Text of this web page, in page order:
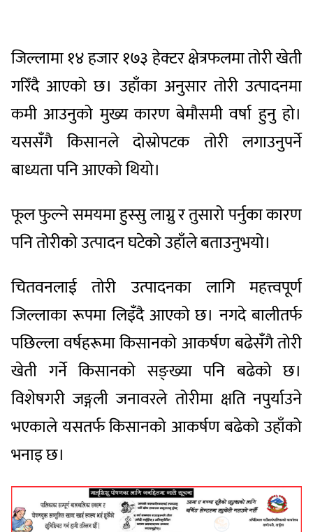
जिल्लामा १४ हजार १७३ हेक्टर क्षेत्रफलमा तोरी खेती
गरिँदै आएको छ। उहाँका अनुसार तोरी उत्पादनमा
कमी आउनुको मुख्य कारण बेमौसमी वर्षा हुनु हो।
यससँगै किसानले दोस्रोपटक तोरी लगाउनुपर्ने
बाध्यता पनि आएको थियो।
फूल फुल्ने समयमा हुस्सु लाग्नु र तुसारो पर्नुका कारण
पनि तोरीको उत्पादन घटेको उहाँले बताउनुभयो।
चितवनलाई तोरी उत्पादनका लागि महत्त्वपूर्ण
जिल्लाका रूपमा लिइँदै आएको छ। नगदे बालीतर्फ
पछिल्ला वर्षहरूमा किसानको आकर्षण बढेसँगै तोरी
खेती गर्ने किसानको सङ्ख्या पनि बढेको छ।
विशेषगरी जङ्गली जनावरले तोरीमा क्षति नपुर्याउने
भएकाले यसतर्फ किसानको आकर्षण बढेको उहाँको
भनाइ छ।